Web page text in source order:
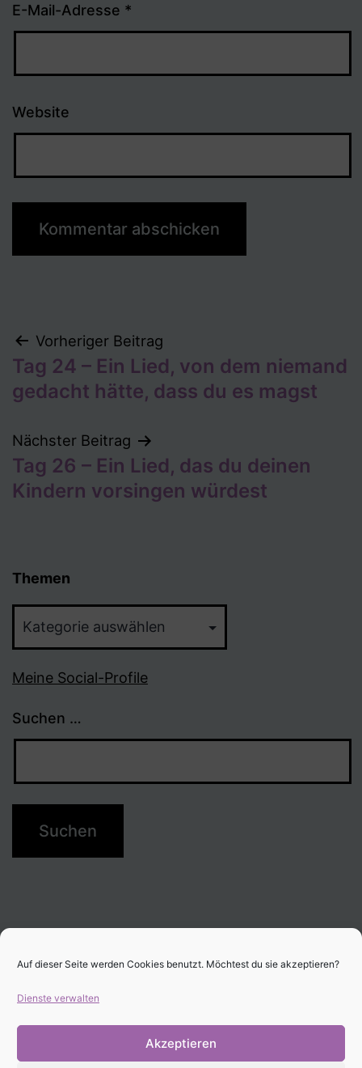
Auf dieser Seite werden Cookies benutzt. Möchtest du sie akzeptieren?
Dienste verwalten
Akzeptieren
E-Mail-Adresse *
Website
Beitragsnavigation
Vorheriger Beitrag
Tag 24 – Ein Lied, von dem niemand
gedacht hätte, dass du es magst
Nächster Beitrag
Tag 26 – Ein Lied, das du deinen
Kindern vorsingen würdest
Themen
Meine Social-Profile
Suchen …